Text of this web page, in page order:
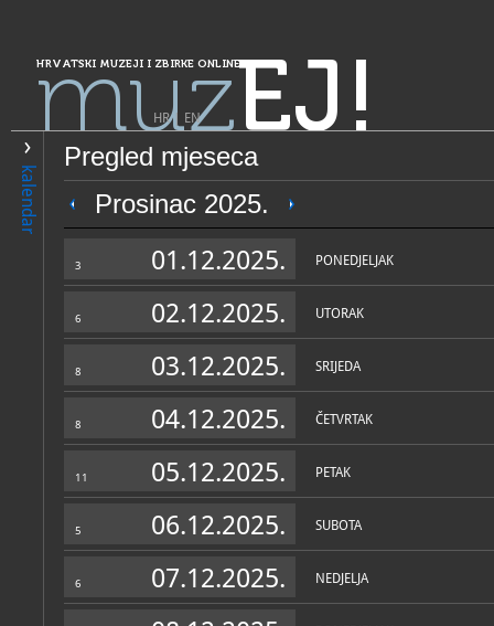
HRVATSKI MUZEJI I ZBIRKE ONLINE
muzEJ!
HR| EN
kalendar
Pregled mjeseca
Prosinac 2025.
3 01.12.2025. PONEDJELJAK
6 02.12.2025. UTORAK
8 03.12.2025. SRIJEDA
8 04.12.2025. ČETVRTAK
11 05.12.2025. PETAK
5 06.12.2025. SUBOTA
6 07.12.2025. NEDJELJA
PRETRAŽIVANJE
Grad Zagreb
Etnografski muzej Zagreb
OPĆI PODACI
Zbirke